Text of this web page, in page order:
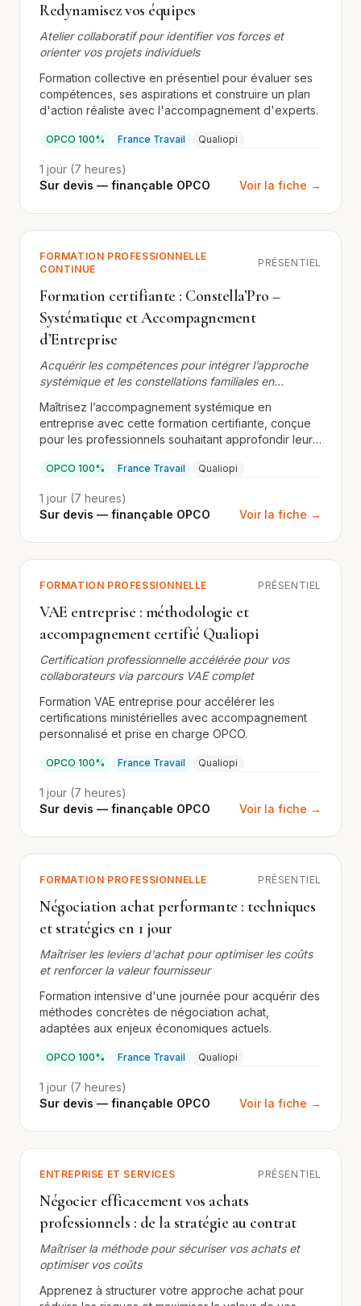
Redynamisez vos équipes
Atelier collaboratif pour identifier vos forces et
orienter vos projets individuels
Formation collective en présentiel pour évaluer ses
compétences, ses aspirations et construire un plan
d'action réaliste avec l'accompagnement d'experts.
OPCO 100% France Travail Qualiopi
1 jour (7 heures)
Sur devis — finançable OPCO
Voir la fiche →
FORMATION PROFESSIONNELLE
CONTINUE
PRÉSENTIEL
Formation certifiante : Constella’Pro –
Systématique et Accompagnement
d’Entreprise
Acquérir les compétences pour intégrer l’approche
systémique et les constellations familiales en
Maîtrisez l’accompagnement systémique en
entreprise avec cette formation certifiante, conçue
pour les professionnels souhaitant approfondir leur
monde professionnel.
OPCO 100% France Travail Qualiopi
1 jour (7 heures)
Sur devis — finançable OPCO
Voir la fiche →
FORMATION PROFESSIONNELLE PRÉSENTIEL
VAE entreprise : méthodologie et
accompagnement certifié Qualiopi
Certification professionnelle accélérée pour vos
collaborateurs via parcours VAE complet
Formation VAE entreprise pour accélérer les
certifications ministérielles avec accompagnement
personnalisé et prise en charge OPCO.
OPCO 100% France Travail Qualiopi
1 jour (7 heures)
Sur devis — finançable OPCO
Voir la fiche →
FORMATION PROFESSIONNELLE PRÉSENTIEL
Négociation achat performante : techniques
et stratégies en 1 jour
Maîtriser les leviers d'achat pour optimiser les coûts
et renforcer la valeur fournisseur
Formation intensive d'une journée pour acquérir des
méthodes concrètes de négociation achat,
adaptées aux enjeux économiques actuels.
OPCO 100% France Travail Qualiopi
1 jour (7 heures)
Sur devis — finançable OPCO
Voir la fiche →
ENTREPRISE ET SERVICES PRÉSENTIEL
Négocier efficacement vos achats
professionnels : de la stratégie au contrat
Maîtriser la méthode pour sécuriser vos achats et
optimiser vos coûts
Apprenez à structurer votre approche achat pour